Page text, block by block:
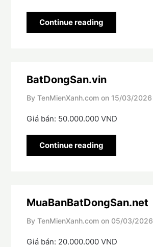
Continue reading
BatDongSan.vin
By TenMienXanh.com on 15/03/2026
Giá bán: 50.000.000 VND
Continue reading
MuaBanBatDongSan.net
By TenMienXanh.com on 05/03/2026
Giá bán: 20.000.000 VND